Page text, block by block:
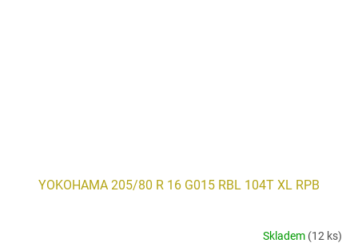
YOKOHAMA 205/80 R 16 G015 RBL 104T XL RPB
Skladem (12 ks)